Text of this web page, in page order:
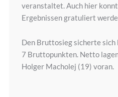
veranstaltet. Auch hier
Ergebnissen gratuliert
Den Bruttosieg sicherte
7 Bruttopunkten. Netto
Holger Macholej (19) voran.